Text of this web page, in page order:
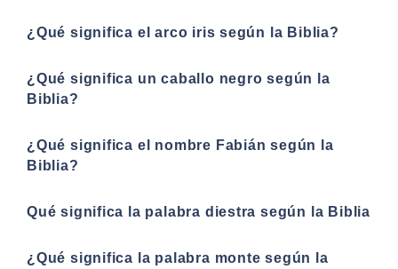
¿Qué significa el arco iris según la Biblia?
¿Qué significa un caballo negro según la
Biblia?
¿Qué significa el nombre Fabián según la
Biblia?
Qué significa la palabra diestra según la Biblia
¿Qué significa la palabra monte según la